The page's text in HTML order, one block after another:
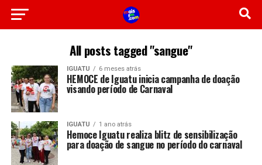
All posts tagged "sangue"
IGUATU 6 meses atrás
HEMOCE de Iguatu inicia campanha de doação
visando período de Carnaval
IGUATU 1 ano atrás
Hemoce Iguatu realiza blitz de sensibilização
para doação de sangue no período do carnaval